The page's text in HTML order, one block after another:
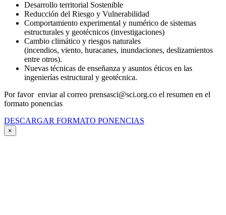
Desarrollo territorial Sostenible
Reducción del Riesgo y Vulnerabilidad
Comportamiento experimental y numérico de sistemas
estructurales y geotécnicos (investigaciones)
Cambio climático y riesgos naturales
(incendios, viento, huracanes, inundaciones, deslizamientos
entre otros).
Nuevas técnicas de enseñanza y asuntos éticos en las
ingenierías estructural y geotécnica.
Por favor enviar al correo prensasci@sci.org.co el resumen en el
formato ponencias
DESCARGAR FORMATO PONENCIAS
×